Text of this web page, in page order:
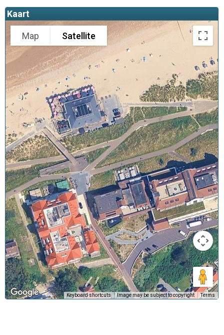
Kaart
Map Satellite
Keyboard shortcuts Image may be subject to copyright Terms